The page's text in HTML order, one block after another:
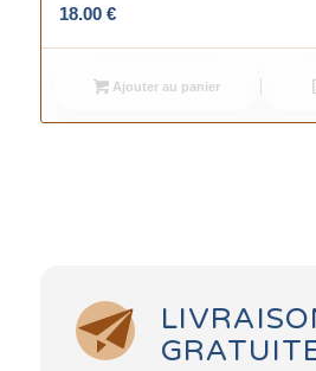
18.00 €
Ajouter au panier